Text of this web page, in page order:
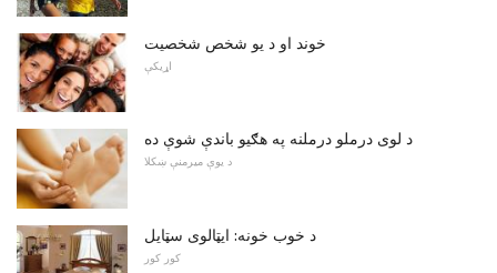
خوند او د یو شخص شخصیت
اړیکې
د لوى درملو درملنه په هګيو باندې شوې ده
د یوې میرمنې ښکلا
د خوب خونه: ایټالوی سټایل
کور کور